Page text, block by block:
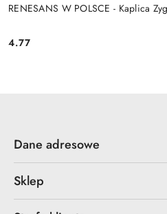
RENESANS W POLSCE - Kaplica
Cena:
4.77
Dane adresowe
Sklep